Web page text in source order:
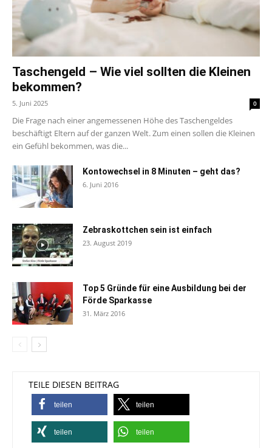
Taschengeld – Wie viel sollten die Kleinen
bekommen?
5. Juni 2025 0
Die Frage nach einer angemessenen Höhe des Taschengeldes
beschäftigt Eltern auf der ganzen Welt. Zum einen sollen die Kleinen
ein Gefühl bekommen, was die...
Kontowechsel in 8 Minuten – geht das?
6. Juni 2016
Zebraskottchen sein ist einfach
23. August 2019
Top 5 Gründe für eine Ausbildung bei der
Förde Sparkasse
31. März 2016
TEILE DIESEN BEITRAG
teilen teilen
teilen teilen